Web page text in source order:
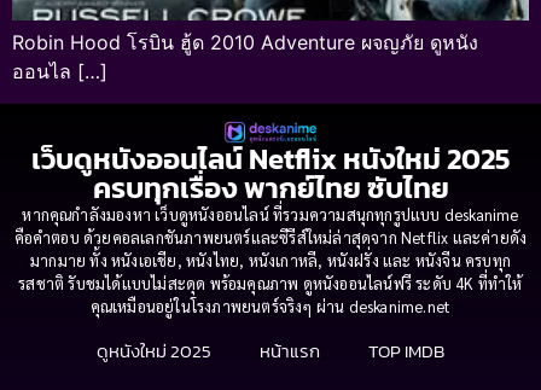
Robin Hood โรบิน ฮู้ด 2010 Adventure ผจญภัย ดูหนัง
ออนไล […]
เว็บดูหนังออนไลน์ Netflix หนังใหม่ 2025
ครบทุกเรื่อง พากย์ไทย ซับไทย
หากคุณกำลังมองหา เว็บดูหนังออนไลน์ ที่รวมความสนุกทุกรูปแบบ deskanime
คือคำตอบ ด้วยคอลเลกชันภาพยนตร์และซีรีส์ใหม่ล่าสุดจาก Netflix และค่ายดัง
มากมาย ทั้ง หนังเอเชีย, หนังไทย, หนังเกาหลี, หนังฝรั่ง และ หนังจีน ครบทุก
รสชาติ รับชมได้แบบไม่สะดุด พร้อมคุณภาพ ดูหนังออนไลน์ฟรี ระดับ 4K ที่ทำให้
คุณเหมือนอยู่ในโรงภาพยนตร์จริงๆ ผ่าน deskanime.net
ดูหนังใหม่ 2025 หน้าแรก
TOP IMDB